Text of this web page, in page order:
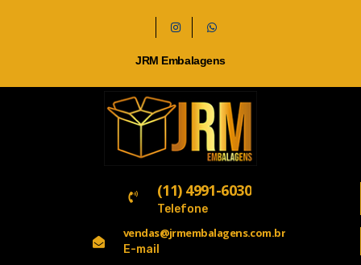
JRM Embalagens
(11) 4991-6030
Telefone
vendas@jrmembalagens.com.br
E-mail